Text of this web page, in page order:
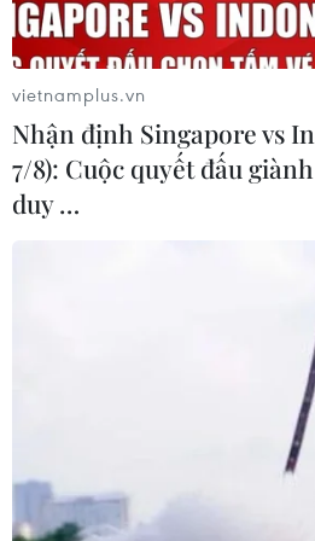
10/07/2026 15:34
Giọng ca 17 tuổi của Việt Nam
giải Vàng tại Liên hoan Nghệ
châu Á 2026
09/07/2026 04:11
Hòa nhạc “Crescendo - Giao
kết nối” lan tỏa tinh thần giao
văn hóa
vietnamplus.vn
Nhận định Singapore vs
7/8): Cuộc quyết đấu
duy …